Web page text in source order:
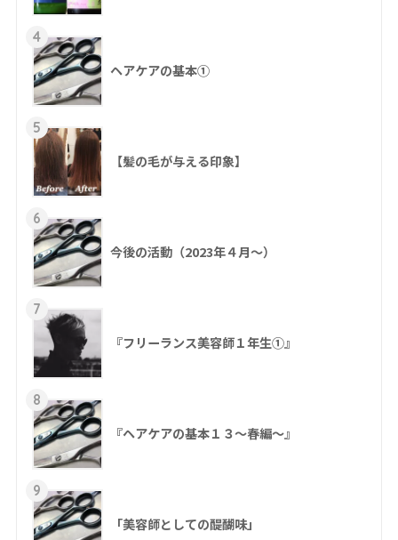
4
ヘアケアの基本①
5
【髪の毛が与える印象】
6
今後の活動（2023年４月〜）
7
『フリーランス美容師１年生①』
8
『ヘアケアの基本１３～春編～』
9
「美容師としての醍醐味」